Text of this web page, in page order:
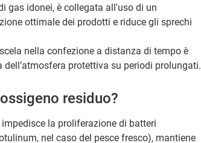
gas idonei, è collegata all'uso di un
ottimale dei prodotti e riduce gli sprechi
nella confezione a distanza di tempo è
protettiva su periodi prolungati.
residuo?
la proliferazione di batteri
nel caso del pesce fresco), mantiene